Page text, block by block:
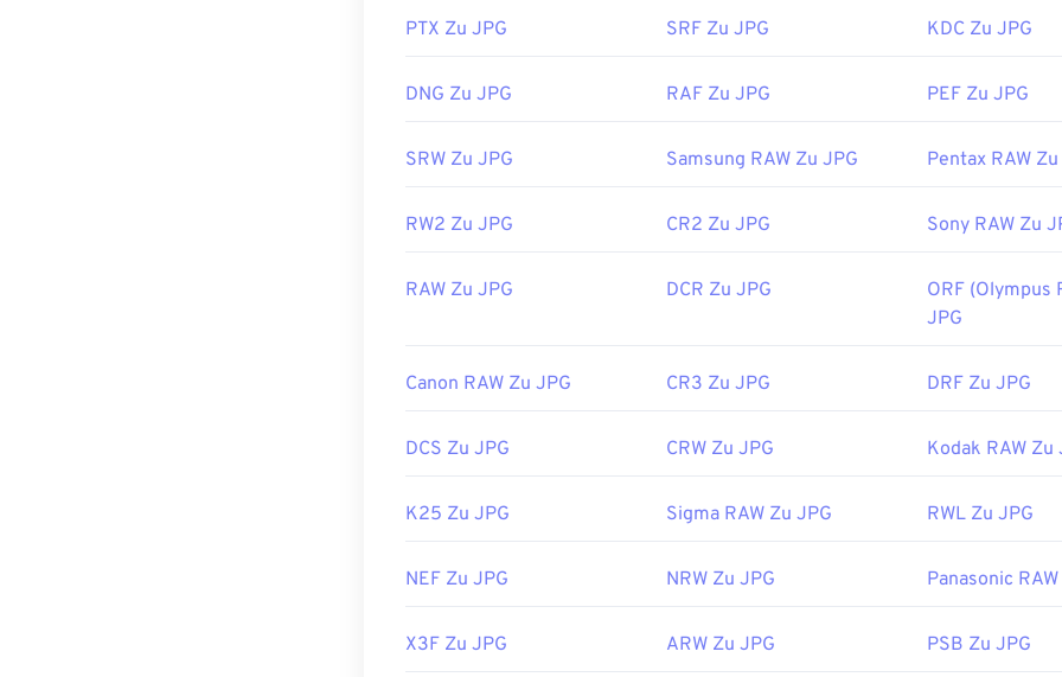
Verwenden Sie zum Ändern der Größe von JPEG-Bildern unser Tool„Image
Verwandte JPG-Tools:
PTX Zu JPG SRF Zu JPG KDC Zu JPG
DNG Zu JPG RAF Zu JPG PEF Zu JPG
SRW Zu JPG Samsung RAW Zu JPG Pentax RAW Zu
RW2 Zu JPG CR2 Zu JPG Sony RAW Zu
RAW Zu JPG DCR Zu JPG
ORF (Olympus
JPG
Canon RAW Zu JPG CR3 Zu JPG DRF Zu JPG
DCS Zu JPG CRW Zu JPG Kodak RAW Zu
K25 Zu JPG Sigma RAW Zu JPG RWL Zu JPG
NEF Zu JPG NRW Zu JPG Panasonic
X3F Zu JPG ARW Zu JPG PSB Zu JPG